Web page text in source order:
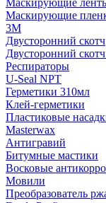
Маскирующие
Маскирующие
3M
Двусторонний скотч
Двусторонний
Респираторы
U-Seal NPT
Герметики 310мл
Клей-герметики
Пластиковые
Masterwax
Антигравий
Битумные мастики
Восковые
Мовили
Преобразователь